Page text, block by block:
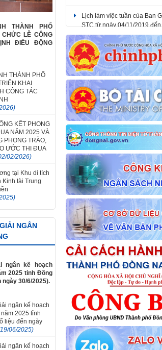
THÀNH PHỐ
LỄ CÔNG
ĐIỀU ĐỘNG
THÀNH PHỐ
KHAI
CÔNG TÁC
KẾT PHONG
NĂM 2025 VÀ
PHONG TRÀO,
ƯỚC THI ĐUA
02/2026)
tại Khu di tích
Kinh tài Trung
NGÂN
ngân kế hoạch
2025 tỉnh Đồng
ngày 30/6/2025).
ngân kế hoạch
2025 tỉnh
liệu đến ngày
06/2025)
ngân kế hoạch
STC từ ngày 04/11/2019
08/11/2019